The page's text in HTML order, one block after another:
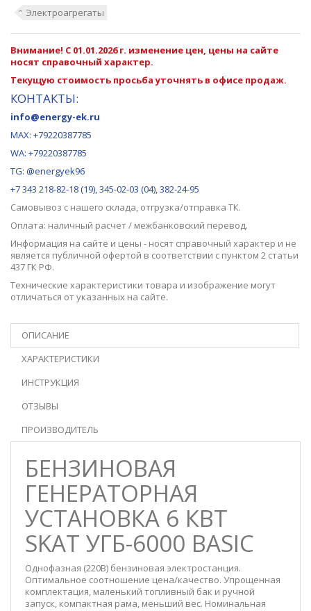
Электроагрегаты
Внимание! С 01.01.2026 г. изменение цен, цены на сайте
носят справочный характер.
Текущую стоимость просьба уточнять в офисе продаж.
КОНТАКТЫ:
info@energy-ek.ru
MAX: +79220387785
WA: +79220387785
TG: @energyek96
+7 343 218-82-18 (19), 345-02-03 (04), 382-24-95
Самовывоз с нашего склада, отгрузка/отправка ТК.
Оплата: наличный расчет / межбанковский перевод.
Информация на сайте и цены - носят справочный характер и не
является публичной офертой в соответствии с пунктом 2 статьи
437 ГК РФ.
Технические характеристики товара и изображение могут
отличаться от указанных на сайте.
ОПИСАНИЕ
ХАРАКТЕРИСТИКИ
ИНСТРУКЦИЯ
ОТЗЫВЫ
ПРОИЗВОДИТЕЛЬ
БЕНЗИНОВАЯ
ГЕНЕРАТОРНАЯ
УСТАНОВКА 6 КВТ
SKAT УГБ-6000 BASIC
Однофазная (220В) бензиновая электростанция.
Оптимальное соотношение цена/качество. Упрощенная
комплектация, маленький топливный бак и ручной
запуск, компактная рама, меньший вес. Номинальная